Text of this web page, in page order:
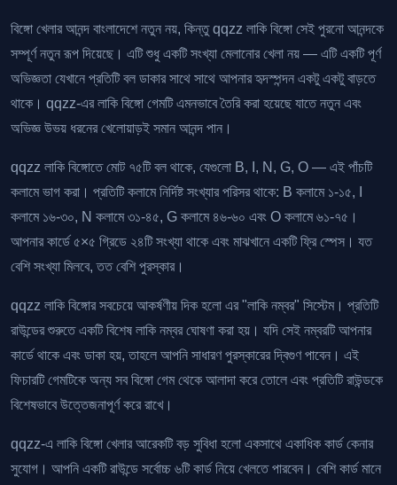
বিঙ্গো খেলার আনন্দ বাংলাদেশে নতুন নয়, কিন্তু qqzz লাকি বিঙ্গো সেই পুরনো আনন্দকে
সম্পূর্ণ নতুন রূপ দিয়েছে। এটি শুধু একটি সংখ্যা মেলানোর খেলা নয় — এটি একটি পূর্ণ
অভিজ্ঞতা যেখানে প্রতিটি বল ডাকার সাথে সাথে আপনার হৃদস্পন্দন একটু একটু বাড়তে
থাকে। qqzz-এর লাকি বিঙ্গো গেমটি এমনভাবে তৈরি করা হয়েছে যাতে নতুন এবং
অভিজ্ঞ উভয় ধরনের খেলোয়াড়ই সমান আনন্দ পান।
qqzz লাকি বিঙ্গোতে মোট ৭৫টি বল থাকে, যেগুলো B, I, N, G, O — এই পাঁচটি
কলামে ভাগ করা। প্রতিটি কলামে নির্দিষ্ট সংখ্যার পরিসর থাকে: B কলামে ১-১৫, I
কলামে ১৬-৩০, N কলামে ৩১-৪৫, G কলামে ৪৬-৬০ এবং O কলামে ৬১-৭৫।
আপনার কার্ডে ৫×৫ গ্রিডে ২৪টি সংখ্যা থাকে এবং মাঝখানে একটি ফ্রি স্পেস। যত
বেশি সংখ্যা মিলবে, তত বেশি পুরস্কার।
qqzz লাকি বিঙ্গোর সবচেয়ে আকর্ষণীয় দিক হলো এর "লাকি নম্বর" সিস্টেম। প্রতিটি
রাউন্ডের শুরুতে একটি বিশেষ লাকি নম্বর ঘোষণা করা হয়। যদি সেই নম্বরটি আপনার
কার্ডে থাকে এবং ডাকা হয়, তাহলে আপনি সাধারণ পুরস্কারের দ্বিগুণ পাবেন। এই
ফিচারটি গেমটিকে অন্য সব বিঙ্গো গেম থেকে আলাদা করে তোলে এবং প্রতিটি রাউন্ডকে
বিশেষভাবে উত্তেজনাপূর্ণ করে রাখে।
qqzz-এ লাকি বিঙ্গো খেলার আরেকটি বড় সুবিধা হলো একসাথে একাধিক কার্ড কেনার
সুযোগ। আপনি একটি রাউন্ডে সর্বোচ্চ ৬টি কার্ড নিয়ে খেলতে পারবেন। বেশি কার্ড মানে